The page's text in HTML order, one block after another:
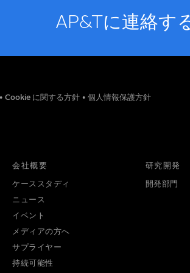
AP&Tに連絡す
Cookie に関する方針 •個人情報保護方針
会社概要
ケーススタディ
ニュース
イベント
メディアの方へ
サプライヤー
持続可能性
研究開発
開発部門